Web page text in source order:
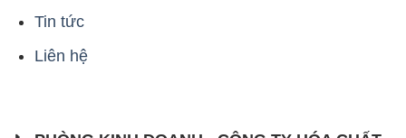
📞
PHÒNG KINH DOANH - CÔNG TY HÓA CHẤT
ĐẮC TRƯỜNG PHÁT